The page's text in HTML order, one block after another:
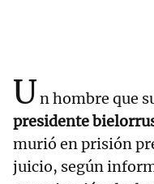
Un hombre que
presidente
murió en prisión
juicio, según